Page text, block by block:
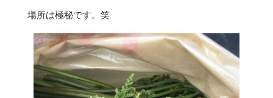
場所は極秘です。笑